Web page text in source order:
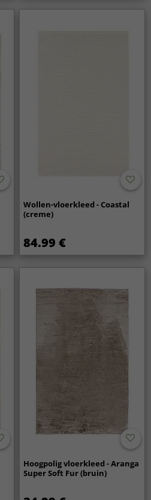
Wollen-vloerkleed - Coastal
(creme)
84.99 €
Hoogpolig vloerkleed - Aranga
Super Soft Fur (bruin)